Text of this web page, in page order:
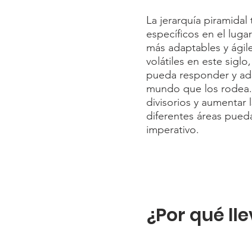
La jerarquía
específicos en el
más adaptables y
volátiles en este
pueda responder y
mundo que los
divisorios y aumentar
diferentes áreas
imperativo.
¿Por qué